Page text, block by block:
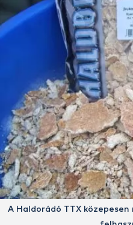
A Haldorádó TTX közepesen